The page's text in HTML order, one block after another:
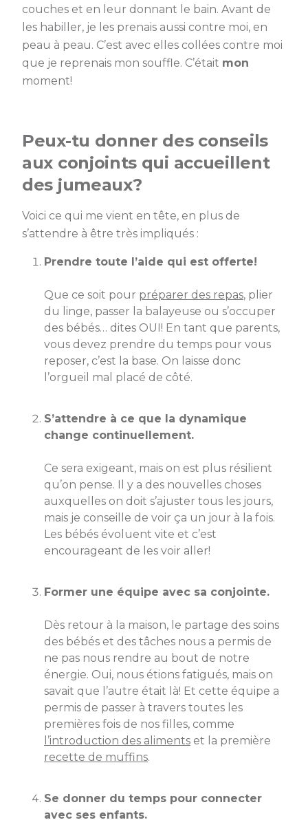
couches et en leur donnant le bain. Avant de
les habiller, je les prenais aussi contre moi, en
peau à peau. C’est avec elles collées contre moi
que je reprenais mon souffle. C’était mon
moment!
Peux-tu donner des conseils
aux conjoints qui accueillent
des jumeaux?
Voici ce qui me vient en tête, en plus de
s’attendre à être très impliqués :
Prendre toute l’aide qui est offerte!
Que ce soit pour préparer des repas, plier
du linge, passer la balayeuse ou s’occuper
des bébés… dites OUI! En tant que parents,
vous devez prendre du temps pour vous
reposer, c’est la base. On laisse donc
l’orgueil mal placé de côté.
S’attendre à ce que la dynamique
change continuellement.
Ce sera exigeant, mais on est plus résilient
qu’on pense. Il y a des nouvelles choses
auxquelles on doit s’ajuster tous les jours,
mais je conseille de voir ça un jour à la fois.
Les bébés évoluent vite et c’est
encourageant de les voir aller!
Former une équipe avec sa conjointe.
Dès retour à la maison, le partage des soins
des bébés et des tâches nous a permis de
ne pas nous rendre au bout de notre
énergie. Oui, nous étions fatigués, mais on
savait que l’autre était là! Et cette équipe a
permis de passer à travers toutes les
premières fois de nos filles, comme
l’introduction des aliments et la première
recette de muffins.
Se donner du temps pour connecter
avec ses enfants.